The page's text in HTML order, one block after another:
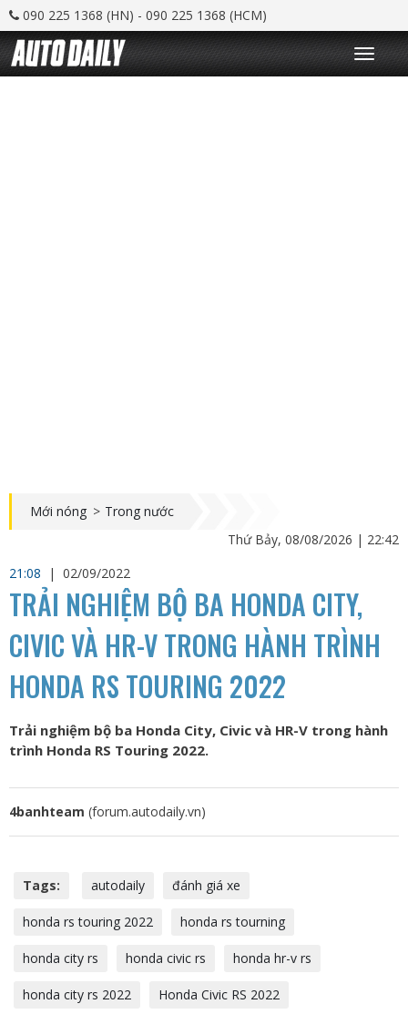
090 225 1368 (HN) - 090 225 1368 (HCM)
T
o
g
Mới nóng > Trong nước
Thứ Bảy, 08/08/2026 | 22:42
21:08
| 02/09/2022
TRẢI NGHIỆM BỘ BA HONDA CITY,
CIVIC VÀ HR-V TRONG HÀNH TRÌNH
HONDA RS TOURING 2022
Trải nghiệm bộ ba Honda City, Civic và HR-V trong hành
trình Honda RS Touring 2022.
4banhteam (forum.autodaily.vn)
Tags: autodaily đánh giá xe
honda rs touring 2022 honda rs tourning
honda city rs honda civic rs honda hr-v rs
honda city rs 2022 Honda Civic RS 2022